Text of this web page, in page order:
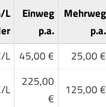
L
Einweg
p.a.
Mehrweg
p.a.
L 45,00 € 25,00 €
L
225,00
€
125,00 €